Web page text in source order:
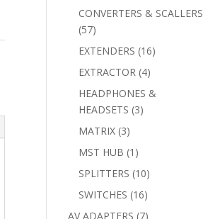
products
CONVERTERS & SCALLERS
5757
products
EXTENDERS 1616
EXTRACTOR 44
products
HEADPHONES &
HEADSETS 33
MATRIX 33
products
MST HUB 1 1
product
SPLITTERS 1010
products
SWITCHES 1616
products
AV ADAPTERS 77